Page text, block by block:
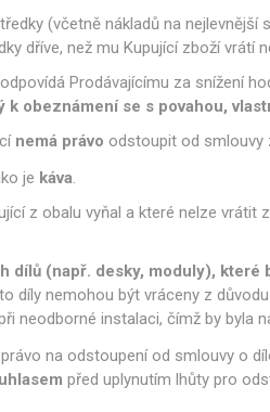
(včetně nákladů na nejlevnější
dříve, než mu Kupující zboží vrátí
Prodávajícímu za snížení
obeznámení se s povahou,
nemá právo odstoupit od smlouvy
je káva.
z obalu vyňal a které nelze
dílů (např. desky, moduly), které
díly nemohou být vráceny z
neodborné instalaci, čímž by byla
na odstoupení od smlouvy o
před uplynutím lhůty pro